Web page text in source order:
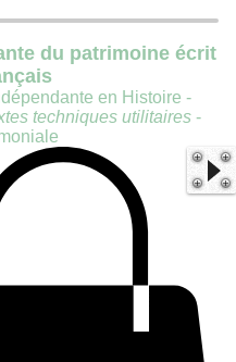
du patrimoine écrit
en Histoire -
techniques utilitaires -